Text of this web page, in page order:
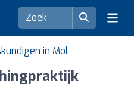
in Mol